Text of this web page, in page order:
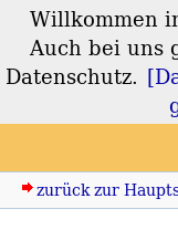
zurück zur
Willkommen
Auch bei uns
Datenschutz.